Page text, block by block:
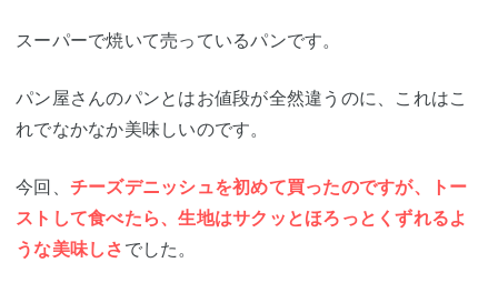
スーパーで焼いて売っているパンです。
パン屋さんのパンとはお値段が全然違うのに、これはこ
れでなかなか美味しいのです。
今回、 チーズデニッシュを初めて買ったのですが、トー
ストして食べたら、生地はサクッとほろっとくずれるよ
うな美味しさ でした。